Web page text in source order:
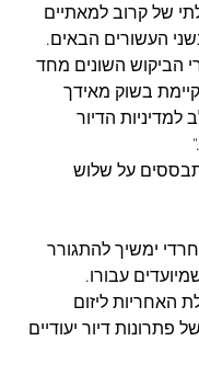
של קרוב למאתיים
העשורים הבאים.
הביקוש השונים מחד
בשוק מאידך
למדיניות הדיור
על שלוש
ימשיך להתגורר
עבורו.
האחריות ליזום
פתרונות דיור יעודיים